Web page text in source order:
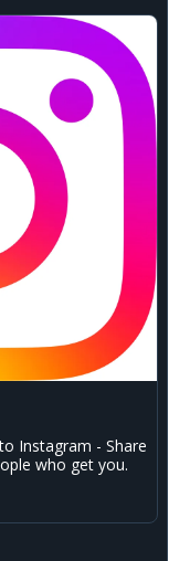
Instagram - Share
who get you.